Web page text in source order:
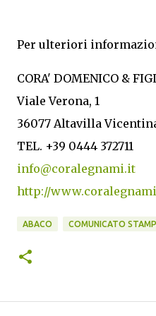
Per ulteriori
CORA' DOMENICO &
Viale Verona, 1
36077 Altavilla
TEL. +39 0444 372711
info@coralegnami.it
http://
ABACO COMUNICATO